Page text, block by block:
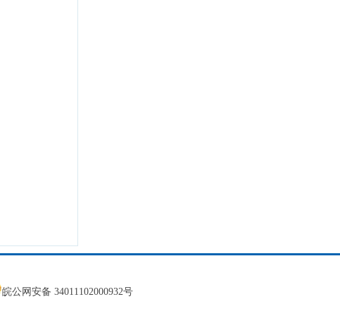
皖公网安备 34011102000932号